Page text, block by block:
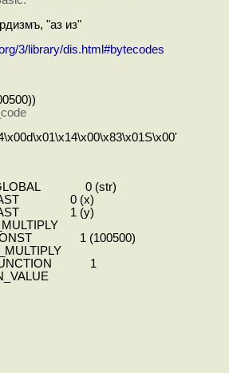
"аз из"
3/library/dis.html#bytecodes
0 (str)
0 (x)
1 (y)
1 (100500)
1